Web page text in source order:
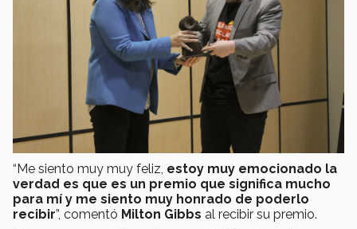
“Me siento muy muy feliz, estoy muy emocionado la
verdad es que es un premio que significa mucho
para mí y me siento muy honrado de poderlo
recibir”, comentó Milton Gibbs al recibir su premio.